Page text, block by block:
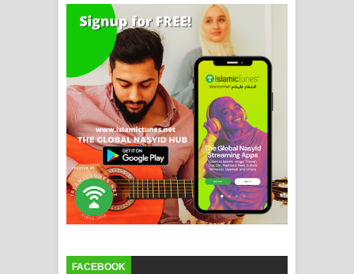
FACEBOOK